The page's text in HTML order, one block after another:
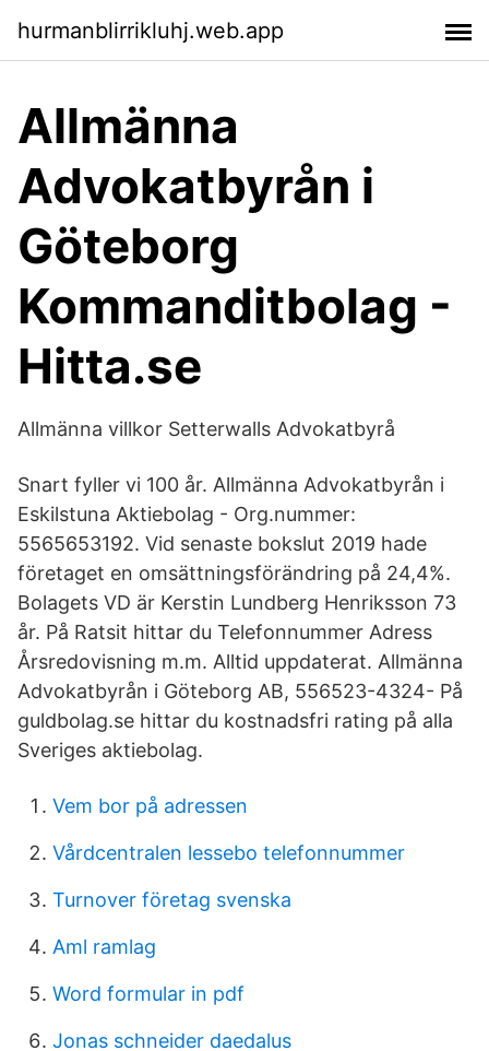
hurmanblirrikluhj.web.app
Allmänna
Advokatbyrån i
Göteborg
Kommanditbolag -
Hitta.se
Allmänna villkor Setterwalls Advokatbyrå
Snart fyller vi 100 år. Allmänna Advokatbyrån i
Eskilstuna Aktiebolag - Org.nummer:
5565653192. Vid senaste bokslut 2019 hade
företaget en omsättningsförändring på 24,4%.
Bolagets VD är Kerstin Lundberg Henriksson 73
år. På Ratsit hittar du Telefonnummer Adress
Årsredovisning m.m. Alltid uppdaterat. Allmänna
Advokatbyrån i Göteborg AB, 556523-4324- På
guldbolag.se hittar du kostnadsfri rating på alla
Sveriges aktiebolag.
Vem bor på adressen
Vårdcentralen lessebo telefonnummer
Turnover företag svenska
Aml ramlag
Word formular in pdf
Jonas schneider daedalus